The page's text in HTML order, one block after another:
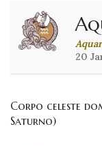
20
Corpo celeste
Saturno)